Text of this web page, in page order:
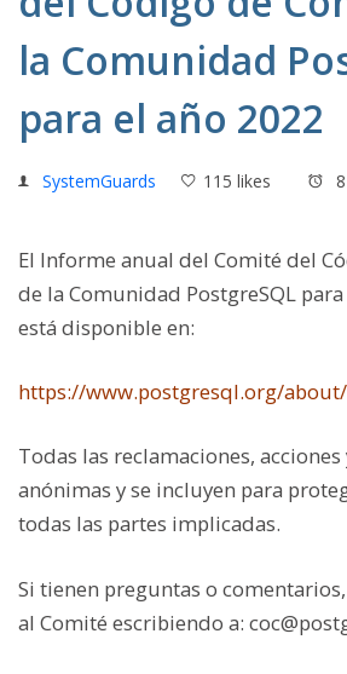
la Comunidad
para el año 2022
SystemGuards 115 likes
El Informe anual del Comité del
de la Comunidad PostgreSQL
está disponible en:
https://www.postgresql.org/
Todas las reclamaciones,
anónimas y se incluyen para
todas las partes implicadas.
Si tienen preguntas o
al Comité escribiendo a: